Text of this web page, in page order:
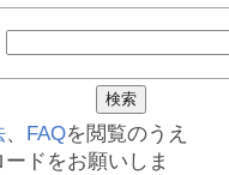
、 FAQを閲覧のうえ
ードをお願いしま